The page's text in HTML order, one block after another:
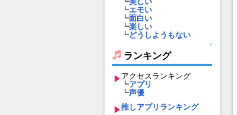
┗エモい
┗面白い
┗楽しい
┗どうしようもない
↑
ランキング
アクセスランキング
┗アプリ
┗声優
推しアプリランキング